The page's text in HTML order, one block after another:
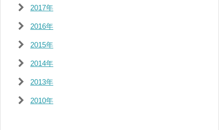
2017年
2016年
2015年
2014年
2013年
2010年